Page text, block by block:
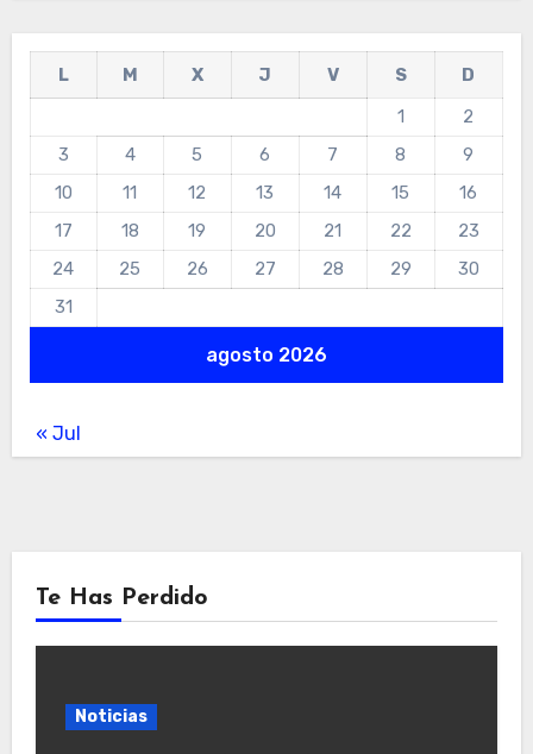
agosto 2026
L M X J V S
D
1
2
3
4 5 6 7 8
9
10
11 12 13 14 15
16
17
18 19 20 21 22
23
24
25 26 27 28 29
30
31
« Jul
Te Has Perdido
Noticias